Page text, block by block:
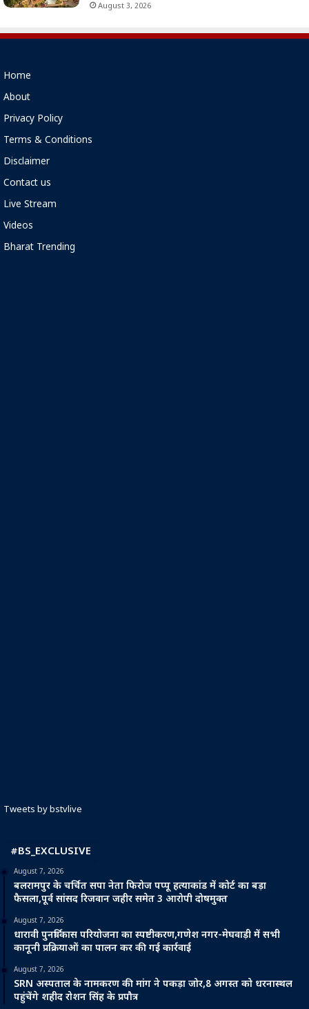
August 3, 2026
Home
About
Privacy Policy
Terms & Conditions
Disclaimer
Contact us
Live Stream
Videos
Bharat Trending
Tweets by bstvlive
#BS_EXCLUSIVE
August 7, 2026
बलरामपुर के चर्चित सपा नेता फिरोज पप्पू हत्याकांड में कोर्ट का बड़ा
फैसला,पूर्व सांसद रिजवान जहीर समेत 3 आरोपी दोषमुक्त
August 7, 2026
धारावी पुनर्विकास परियोजना का स्पष्टीकरण,गणेश नगर-मेघवाड़ी में सभी
कानूनी प्रक्रियाओं का पालन कर की गई कार्रवाई
August 7, 2026
SRN अस्पताल के नामकरण की मांग ने पकड़ा जोर,8 अगस्त को धरनास्थल
पहुंचेंगे शहीद रोशन सिंह के प्रपौत्र